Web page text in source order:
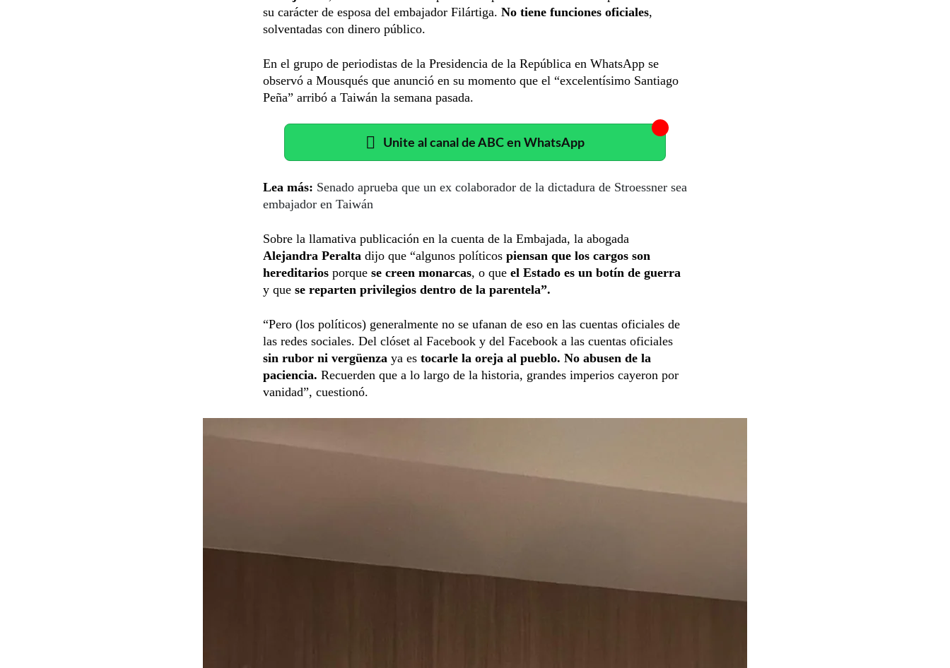
su carácter de esposa del embajador Filártiga. No tiene funciones oficiales,
solventadas con dinero público.
En el grupo de periodistas de la Presidencia de la República en WhatsApp se
observó a Mousqués que anunció en su momento que el “excelentísimo Santiago
Peña” arribó a Taiwán la semana pasada.
Unite al canal de ABC en WhatsApp
Lea más: Senado aprueba que un ex colaborador de la dictadura de Stroessner sea
embajador en Taiwán
Sobre la llamativa publicación en la cuenta de la Embajada, la abogada
Alejandra Peralta dijo que “algunos políticos piensan que los cargos son
hereditarios porque se creen monarcas, o que el Estado es un botín de guerra
y que se reparten privilegios dentro de la parentela”.
“Pero (los políticos) generalmente no se ufanan de eso en las cuentas oficiales de
las redes sociales. Del clóset al Facebook y del Facebook a las cuentas oficiales
sin rubor ni vergüenza ya es tocarle la oreja al pueblo. No abusen de la
paciencia. Recuerden que a lo largo de la historia, grandes imperios cayeron por
vanidad”, cuestionó.